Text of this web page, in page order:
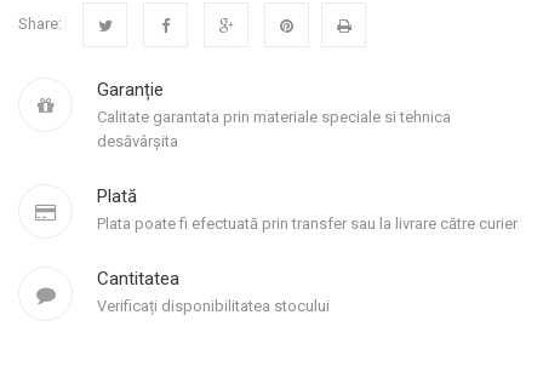
Share:
Garanție
Calitate garantata prin materiale speciale si tehnica
desăvârșita
Plată
Plata poate fi efectuată prin transfer sau la livrare către curier
Cantitatea
Verificați disponibilitatea stocului